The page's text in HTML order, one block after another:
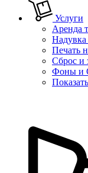
Услуги
Аренда
Печать
Сброс и
Фоны и